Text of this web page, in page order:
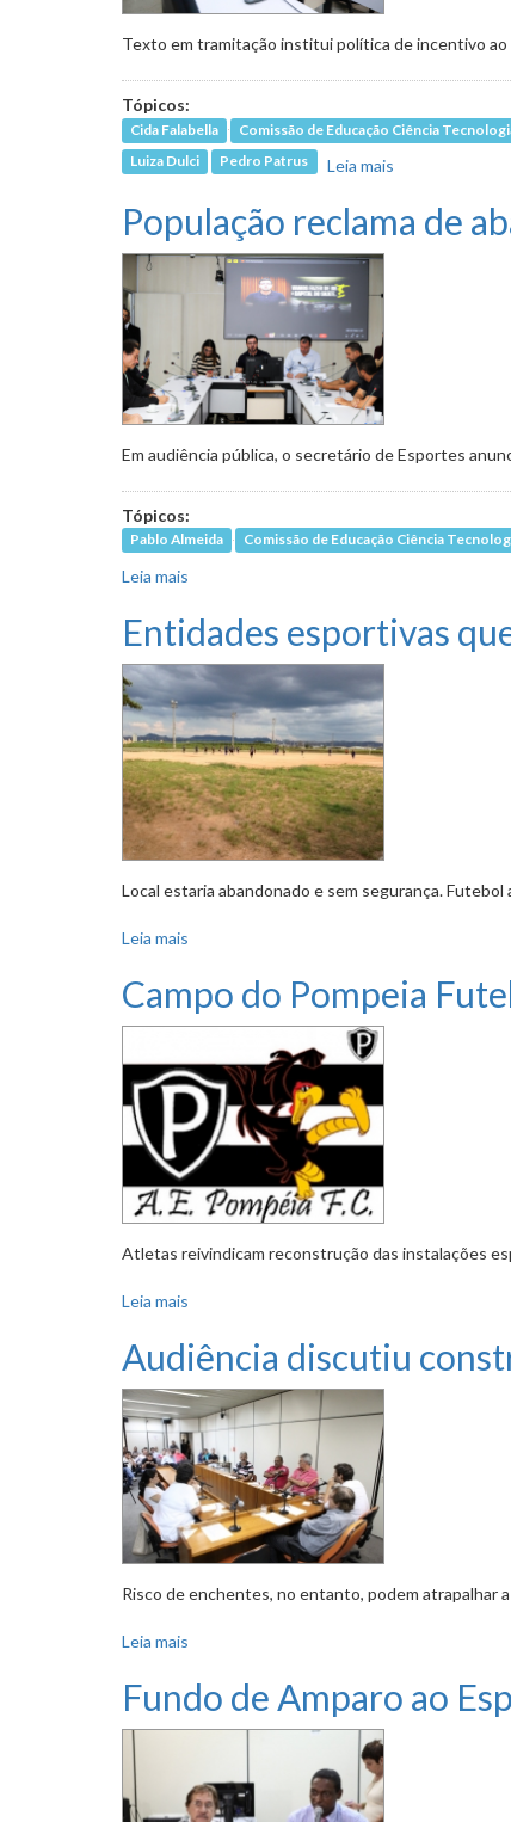
Texto em tramitação institui política de incentivo
Tópicos:
Cida Falabella Comissão de Educação Ciência
Luiza Dulci
Pedro Patrus Leia mais
População reclama de
Em audiência pública, o secretário de Esportes
Tópicos:
Pablo Almeida Comissão de Educação Ciência
Leia mais
Entidades esportivas
Local estaria abandonado e sem segurança. Futebol
Leia mais
Campo do Pompeia
Atletas reivindicam reconstrução das instalações
Leia mais
Audiência discutiu
Risco de enchentes, no entanto, podem atrapalhar
Leia mais
Fundo de Amparo ao